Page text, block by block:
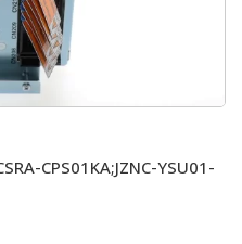
CPS01KA;JZNC-YSU01-